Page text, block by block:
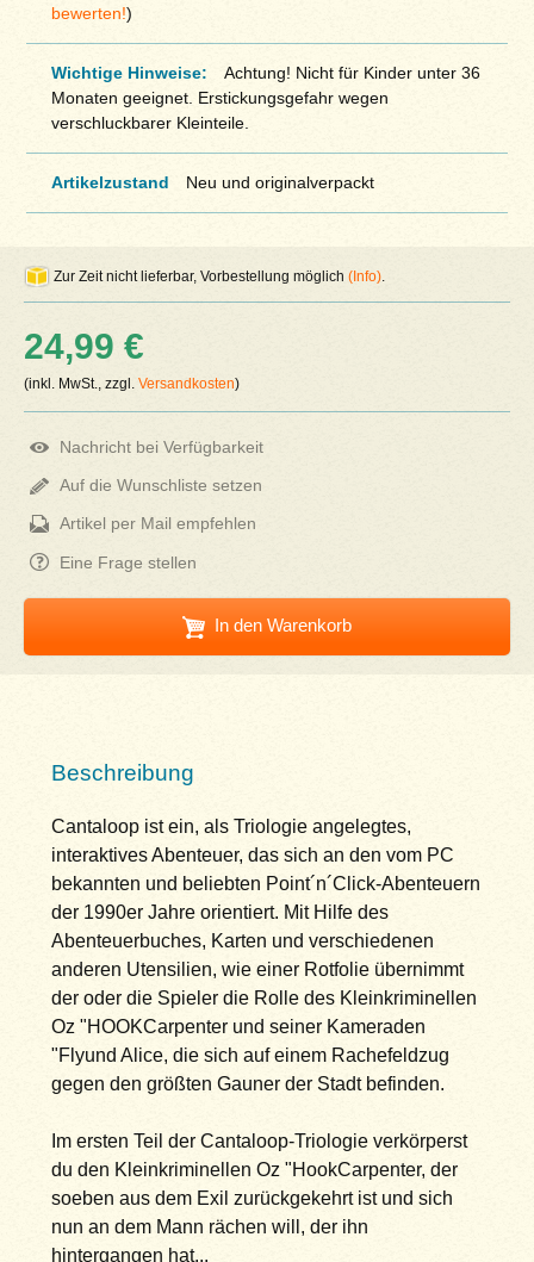
bewerten!)
Wichtige Hinweise:
Achtung! Nicht für Kinder unter 36
Monaten geeignet. Erstickungsgefahr wegen
verschluckbarer Kleinteile.
Artikelzustand Neu und originalverpackt
Zur Zeit nicht lieferbar, Vorbestellung möglich(Info)
24,99 €
(inkl. MwSt., zzgl.Versandkosten)
Nachricht bei Verfügbarkeit
Auf die Wunschliste setzen
Artikel per Mail empfehlen
Eine Frage stellen
In den Warenkorb
Beschreibung
Cantaloop ist ein, als Triologie angelegtes,
interaktives Abenteuer, das sich an den vom PC
bekannten und beliebten Point´n´Click-Abenteuern
der 1990er Jahre orientiert. Mit Hilfe des
Abenteuerbuches, Karten und verschiedenen
anderen Utensilien, wie einer Rotfolie übernimmt
der oder die Spieler die Rolle des Kleinkriminellen
Oz "HOOKCarpenter und seiner Kameraden
"Flyund Alice, die sich auf einem Rachefeldzug
gegen den größten Gauner der Stadt befinden.
Im ersten Teil der Cantaloop-Triologie verkörperst
du den Kleinkriminellen Oz "HookCarpenter, der
soeben aus dem Exil zurückgekehrt ist und sich
nun an dem Mann rächen will, der ihn
hintergangen hat...